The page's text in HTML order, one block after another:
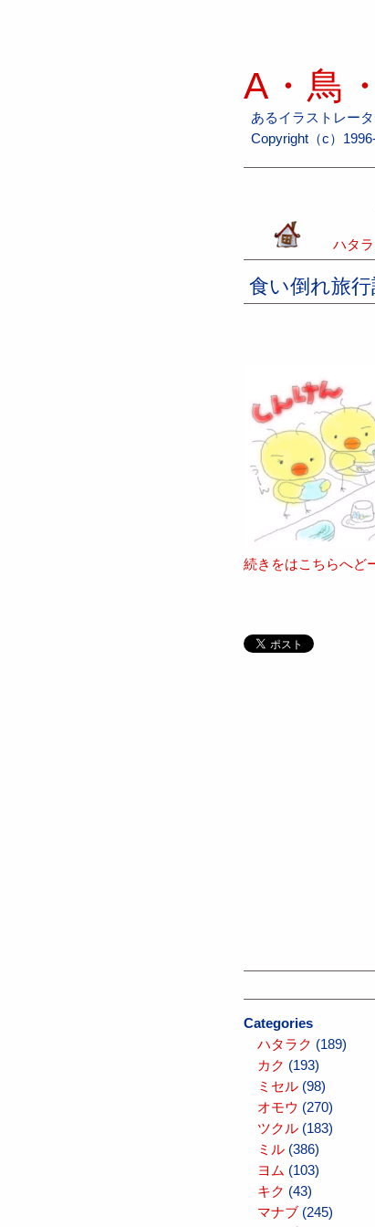
A・鳥
あるイラストレータ
Copyright（c）
ハタラ
食い倒れ旅
続きをはこちらへど
Categories
ハタラク (189)
カク (193)
ミセル(98)
オモウ (270)
ツクル(183)
ミル(386)
ヨム (103)
キク (43)
マナブ(245)